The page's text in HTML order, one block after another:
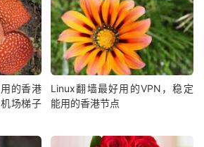
的香港
场梯子
Linux翻墙最好用的VPN，稳定
能用的香港节点